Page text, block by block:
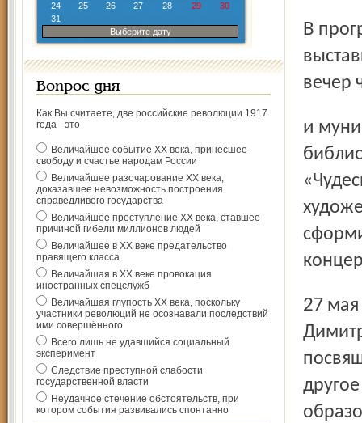
24
25 26 27 28 29
30
31
Выберите дату
Вопрос дня
Как Вы считаете, две российские революции 1917
года - это
Величайшее событие ХХ века, принёсшее
свободу и счастье народам России
Величайшее разочарование ХХ века,
доказавшее невозможность построения
справедливого государства
Величайшее преступление ХХ века, ставшее
причиной гибели миллионов людей
Величайшее в ХХ веке предательство
правящего класса
Величайшая в ХХ веке провокация
иностранных спецслужб
Величайшая глупость ХХ века, поскольку
участники революций не осознавали последствий
ими совершённого
Всего лишь не удавшийся социальный
эксперимент
Следствие преступной слабости
государственной власти
Неудачное стечение обстоятельств, при
котором события развивались спонтанно
В программе «Благостины» – открытие региональной
вечер
и муниципальных олимпиад школьников. Много
27 мая в рамках той же акции начнутся третьи